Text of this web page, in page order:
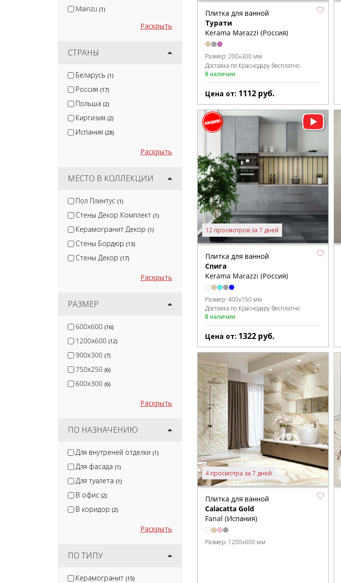
Mainzu (1)
Undefasa
Porcelanosa
Gaya Fores
Раскрыть
СТРАНЫ
Беларусь (1)
Россия (17)
Польша (2)
Киргизия (2)
Испания (28)
Раскрыть
МЕСТО В КОЛЛЕКЦИИ
Пол Плинтус (1)
Стены Декор Комплект (1)
Керамогранит Декор (1)
Стены Бордюр (13)
Стены Декор (17)
Раскрыть
РАЗМЕР
600x600 (16)
1200x600 (12)
900x300 (7)
750x250 (6)
600x300 (6)
Раскрыть
ПО НАЗНАЧЕНИЮ
Для внутреней отделки (1)
Для фасада (1)
Для туалета (1)
В офис (2)
В коридор (2)
Раскрыть
ПО ТИПУ
Керамогранит (15)
Плитка для ванной
Турати
Kerama Marazzi (Россия)
Размер: 200x300 мм
Доставка по Краснодару бесплатно
В наличии
Цена от: 1112 руб.
12 просмотров за 7 дней
Плитка для ванной
Спига
Kerama Marazzi (Россия)
Размер: 400x150 мм
Доставка по Краснодару бесплатно
В наличии
Цена от: 1322 руб.
4 просмотра за 7 дней
Плитка для ванной
Calacatta Gold
Fanal (Испания)
Размер: 1200x600 мм